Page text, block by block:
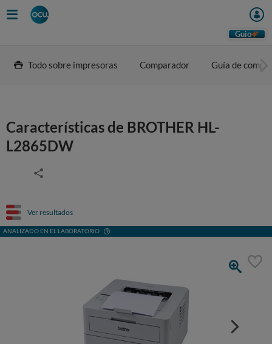
Guio
Todo sobre impresoras Comparador Guía de
Características de BROTHER HL-
L2865DW
Ver resultados
ANALIZADO EN EL LABORATORIO